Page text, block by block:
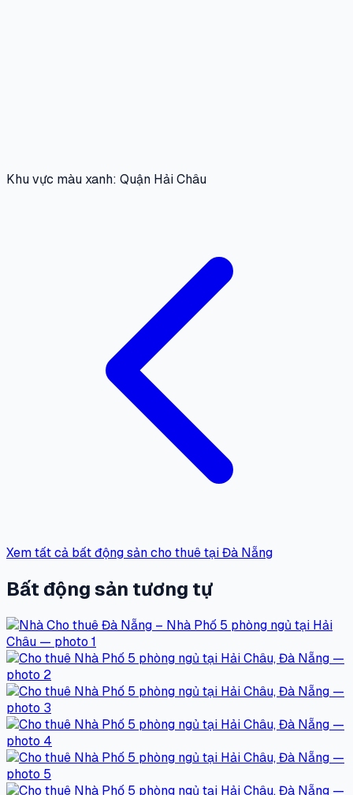
Khu vực màu xanh: Quận Hải Châu
Xem tất cả bất động sản cho thuê tại Đà Nẵng
Bất động sản tương tự